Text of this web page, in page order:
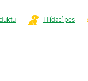
Hlídací pes